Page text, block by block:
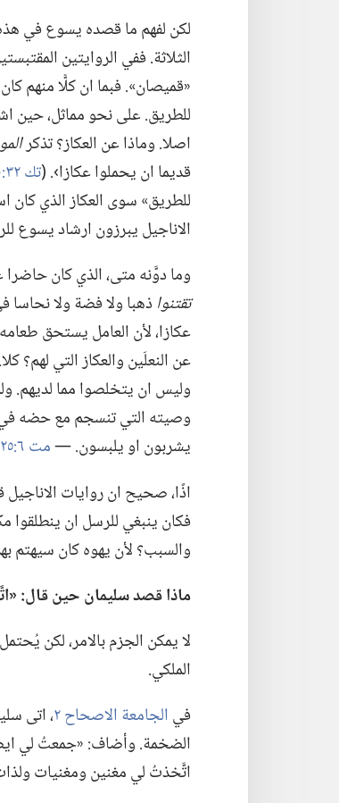
لكن لفهم ما قصده يسوع في هذه
الثلاثة.‏ ففي الروايتين
«قميصان».‏ فبما ان كلًّا منهم
للطريق.‏ على نحو مماثل،‏ حين
اصلا.‏ وماذا عن العكاز؟‏ تذكر
قديما ان يحملوا عكازا›.‏ (‏تك ٣٢:‏١٠
للطريق» سوى العكاز الذي
الاناجيل يبرزون ارشاد يسوع
وما دوَّنه متى،‏ الذي كان
تقتنوا ذهبا ولا فضة ولا نحاسا
عكازا،‏ لأن العامل يستحق
عن النعلَين والعكاز التي لهم؟‏
وليس ان يتخلصوا مما لديهم.‏
وصيته التي تنسجم مع حضه في
يشربون او يلبسون.‏ —‏مت ٦:‏٢٥-‏٣٢
اذًا،‏ صحيح ان روايات الاناجيل
فكان ينبغي للرسل ان ينطلقوا
والسبب؟‏ لأن يهوه كان سيهتم
ماذا قصد سليمان حين قال:‏
لا يمكن الجزم بالامر،‏ لكن
الملكي.‏
فيالجامعة الاصحاح ٢ ‏،‏ اتى
الضخمة.‏ وأضاف:‏ «جمعتُ لي
اتَّخذتُ لي مغنين ومغنيات